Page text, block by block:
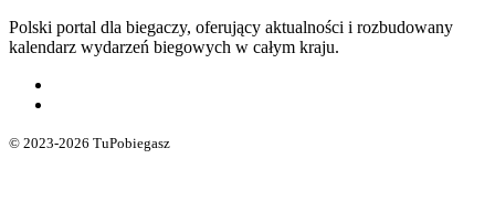
Polski portal dla biegaczy, oferujący aktualności i rozbudowany
kalendarz wydarzeń biegowych w całym kraju.
© 2023-2026 TuPobiegasz